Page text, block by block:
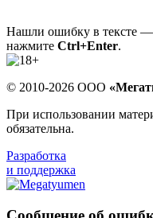
Нашли ошибку в тексте
нажмите Ctrl+Enter.
© 2010-2026 ООО
При использовании
обязательна.
Разработка
и поддержка